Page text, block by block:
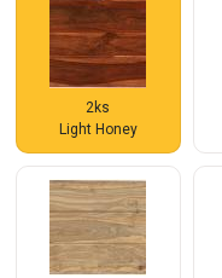
2ks
Light Honey